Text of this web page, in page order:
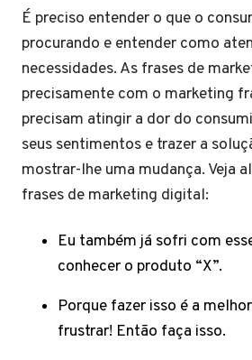
É preciso entender o que o
procurando e entender como
necessidades. As frases de
precisamente com o marketing
precisam atingir a dor do
seus sentimentos e trazer a
mostrar-lhe uma mudança. Veja
frases de marketing digital:
Eu também já sofri com
conhecer o produto “X”.
Porque fazer isso é a
frustrar! Então faça isso.